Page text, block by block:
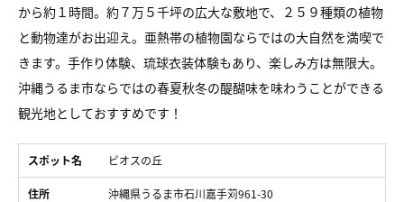
から約１時間。約７万５千坪の広大な敷地で、２５９種類の植物
と動物達がお出迎え。亜熱帯の植物園ならではの大自然を満喫で
きます。手作り体験、琉球衣装体験もあり、楽しみ方は無限大。
沖縄うるま市ならではの春夏秋冬の醍醐味を味わうことができる
観光地としておすすめです！
スポット名 ビオスの丘
住所 沖縄県うるま市石川嘉手苅961-30